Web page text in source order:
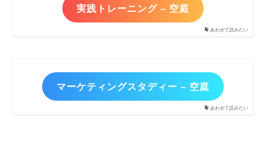
あわせて読みたい
実践トレーニング – 空庭
あわせて読みたい
マーケティングスタディー – 空庭